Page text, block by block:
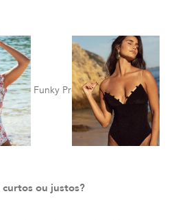
Funky Project
curtos ou justos?